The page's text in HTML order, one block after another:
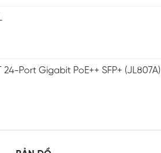
Port Gigabit PoE++ SFP+ (JL807A)